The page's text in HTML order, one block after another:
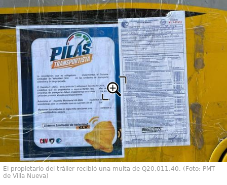
El propietario del tráiler recibió una multa de Q20,011.40. (Foto: PMT
de Villa Nueva)